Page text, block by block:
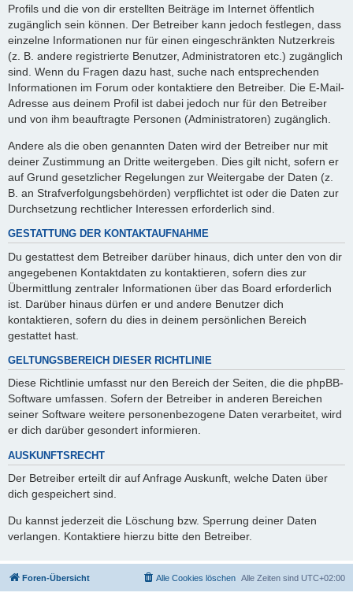
Profils und die von dir erstellten Beiträge im Internet öffentlich
zugänglich sein können. Der Betreiber kann jedoch festlegen, dass
einzelne Informationen nur für einen eingeschränkten Nutzerkreis
(z. B. andere registrierte Benutzer, Administratoren etc.) zugänglich
sind. Wenn du Fragen dazu hast, suche nach entsprechenden
Informationen im Forum oder kontaktiere den Betreiber. Die E-Mail-
Adresse aus deinem Profil ist dabei jedoch nur für den Betreiber
und von ihm beauftragte Personen (Administratoren) zugänglich.
Andere als die oben genannten Daten wird der Betreiber nur mit
deiner Zustimmung an Dritte weitergeben. Dies gilt nicht, sofern er
auf Grund gesetzlicher Regelungen zur Weitergabe der Daten (z.
B. an Strafverfolgungsbehörden) verpflichtet ist oder die Daten zur
Durchsetzung rechtlicher Interessen erforderlich sind.
GESTATTUNG DER KONTAKTAUFNAHME
Du gestattest dem Betreiber darüber hinaus, dich unter den von dir
angegebenen Kontaktdaten zu kontaktieren, sofern dies zur
Übermittlung zentraler Informationen über das Board erforderlich
ist. Darüber hinaus dürfen er und andere Benutzer dich
kontaktieren, sofern du dies in deinem persönlichen Bereich
gestattet hast.
GELTUNGSBEREICH DIESER RICHTLINIE
Diese Richtlinie umfasst nur den Bereich der Seiten, die die phpBB-
Software umfassen. Sofern der Betreiber in anderen Bereichen
seiner Software weitere personenbezogene Daten verarbeitet, wird
er dich darüber gesondert informieren.
AUSKUNFTSRECHT
Der Betreiber erteilt dir auf Anfrage Auskunft, welche Daten über
dich gespeichert sind.
Du kannst jederzeit die Löschung bzw. Sperrung deiner Daten
verlangen. Kontaktiere hierzu bitte den Betreiber.
Foren-Übersicht Alle Zeiten sind UTC+02:00
Alle Cookies löschen